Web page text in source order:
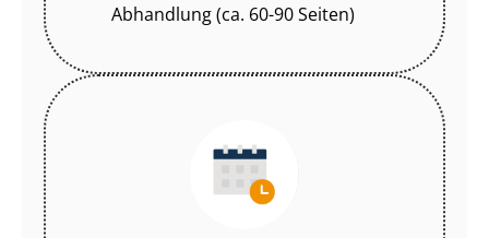
Abhandlung (ca. 60-90 Seiten)